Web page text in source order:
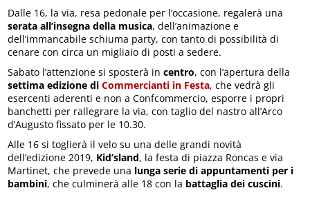
Dalle 16, la via, resa pedonale per l’occasione, regalerà una
serata all’insegna della musica, dell’animazione e
dell’immancabile schiuma party, con tanto di possibilità di
cenare con circa un migliaio di posti a sedere.
Sabato l’attenzione si sposterà incentro, con l’apertura della
settima edizione diCommercianti in Festa, che vedrà gli
esercenti aderenti e non a Confcommercio, esporre i propri
banchetti per rallegrare la via, con taglio del nastro all’Arco
d’Augusto fissato per le 10.30.
Alle 16 si toglierà il velo su una delle grandi novità
dell’edizione 2019, Kid’sland, la festa di piazza Roncas e via
Martinet, che prevede una lunga serie di appuntamenti per i
bambini, che culminerà alle 18 con la battaglia dei cuscini.